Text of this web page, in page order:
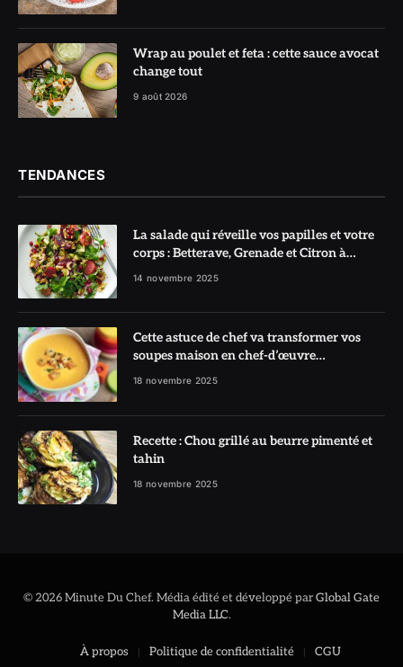
Wrap au poulet et feta : cette sauce avocat
change tout
9 août 2026
TENDANCES
La salade qui réveille vos papilles et votre
corps : Betterave, Grenade et Citron à
l’honneur
14 novembre 2025
Cette astuce de chef va transformer vos
soupes maison en chef-d’œuvre
réconfortant
18 novembre 2025
Recette : Chou grillé au beurre pimenté et
tahin
18 novembre 2025
© 2026 Minute Du Chef. Média édité et développé parGlobal Gate
Media LLC.
À propos Politique de confidentialité CGU